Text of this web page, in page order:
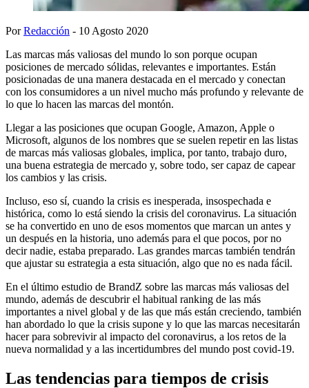
PorRedacción - 10 Agosto 2020
Las marcas más valiosas del mundo lo son porque ocupan
posiciones de mercado sólidas, relevantes e importantes. Están
posicionadas de una manera destacada en el mercado y conectan
con los consumidores a un nivel mucho más profundo y relevante de
lo que lo hacen las marcas del montón.
Llegar a las posiciones que ocupan Google, Amazon, Apple o
Microsoft, algunos de los nombres que se suelen repetir en las listas
de marcas más valiosas globales, implica, por tanto, trabajo duro,
una buena estrategia de mercado y, sobre todo, ser capaz de capear
los cambios y las crisis.
Incluso, eso sí, cuando la crisis es inesperada, insospechada e
histórica, como lo está siendo la crisis del coronavirus. La situación
se ha convertido en uno de esos momentos que marcan un antes y
un después en la historia, uno además para el que pocos, por no
decir nadie, estaba preparado. Las grandes marcas también tendrán
que ajustar su estrategia a esta situación, algo que no es nada fácil.
En el último estudio de BrandZ sobre las marcas más valiosas del
mundo, además de descubrir el habitual ranking de las más
importantes a nivel global y de las que más están creciendo, también
han abordado lo que la crisis supone y lo que las marcas necesitarán
hacer para sobrevivir al impacto del coronavirus, a los retos de la
nueva normalidad y a las incertidumbres del mundo post covid-19.
Las tendencias para tiempos de crisis